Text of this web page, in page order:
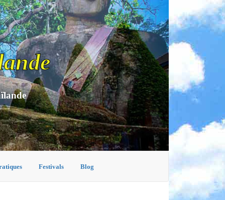
Festivals Blog